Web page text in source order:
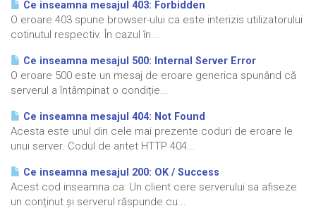
Ce inseamna mesajul 403: Forbidden
O eroare 403 spune browser-ului ca este interizis utilizatorului
cotinutul respectiv. În cazul în...
Ce inseamna mesajul 500: Internal Server Error
O eroare 500 este un mesaj de eroare generica spunând că
serverul a întâmpinat o condiție...
Ce inseamna mesajul 404: Not Found
Acesta este unul din cele mai prezente coduri de eroare le
unui server. Codul de antet HTTP 404...
Ce inseamna mesajul 200: OK / Success
Acest cod inseamna ca: Un client cere serverului sa afiseze
un conținut și serverul răspunde cu...